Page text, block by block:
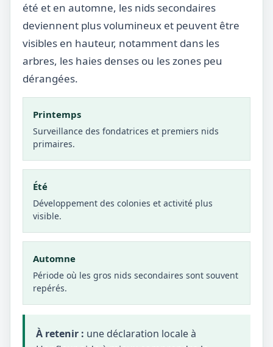
été et en automne, les nids secondaires
deviennent plus volumineux et peuvent être
visibles en hauteur, notamment dans les
arbres, les haies denses ou les zones peu
dérangées.
Printemps
Surveillance des fondatrices et premiers nids
primaires.
Été
Développement des colonies et activité plus
visible.
Automne
Période où les gros nids secondaires sont souvent
repérés.
À retenir : une déclaration locale à